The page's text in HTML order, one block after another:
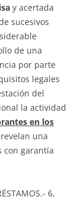
y acertada
sucesivos
de una
por parte
legales
del
la actividad
en los
una
con garantía
6.